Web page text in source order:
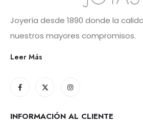
Joyería desde 1890 donde la
nuestros mayores compromisos.
Leer Más
INFORMACIÓN AL CLIENTE